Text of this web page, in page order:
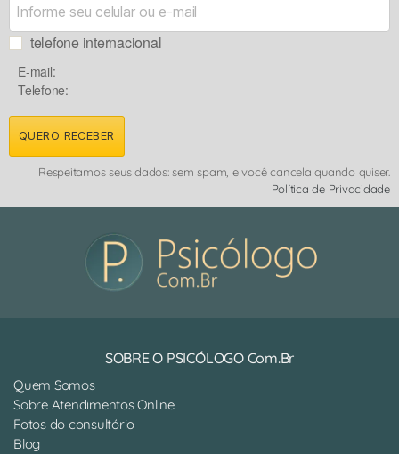
telefone internacional
E-mail:
Telefone:
QUERO RECEBER
Respeitamos seus dados: sem spam, e você cancela quando quiser.
Política de Privacidade
SOBRE O PSICÓLOGO Com.Br
Quem Somos
Sobre Atendimentos Online
Fotos do consultório
Blog